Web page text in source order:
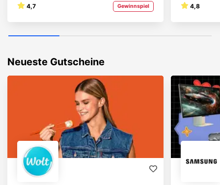
4,7 Gewinnspiel 4,8
Neueste Gutscheine